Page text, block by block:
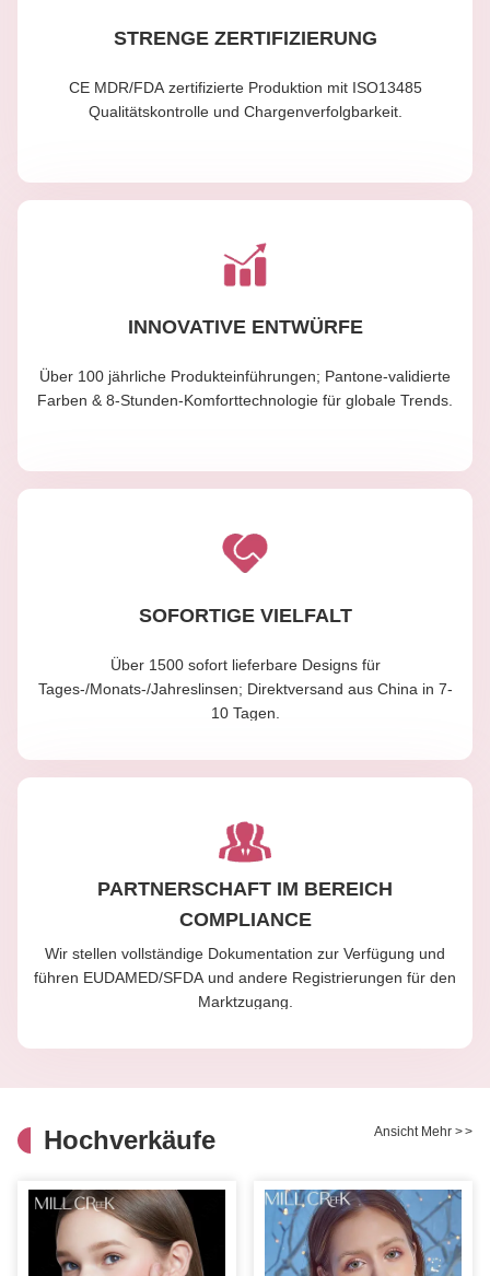
STRENGE ZERTIFIZIERUNG
CE MDR/FDA zertifizierte Produktion mit ISO13485
Qualitätskontrolle und Chargenverfolgbarkeit.
INNOVATIVE ENTWÜRFE
Über 100 jährliche Produkteinführungen; Pantone-validierte
Farben & 8-Stunden-Komforttechnologie für globale Trends.
SOFORTIGE VIELFALT
Über 1500 sofort lieferbare Designs für
Tages-/Monats-/Jahreslinsen; Direktversand aus China in 7-
10 Tagen.
PARTNERSCHAFT IM BEREICH
COMPLIANCE
Wir stellen vollständige Dokumentation zur Verfügung und
führen EUDAMED/SFDA und andere Registrierungen für den
Marktzugang.
Hochverkäufe Ansicht Mehr >>